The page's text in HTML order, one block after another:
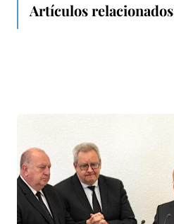
Artículos relacionados